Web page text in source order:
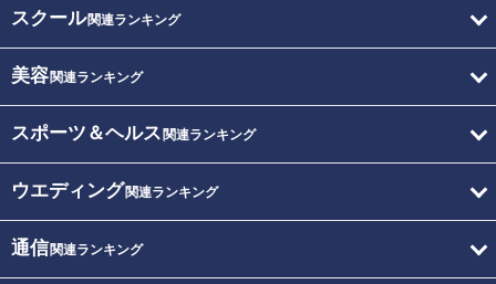
スクール関連ランキング
美容関連ランキング
スポーツ＆ヘルス 関連ランキング
ウエディング関連ランキング
通信関連ランキング